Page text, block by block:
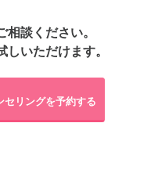
談ください。
いただけます。
セリングを予約する